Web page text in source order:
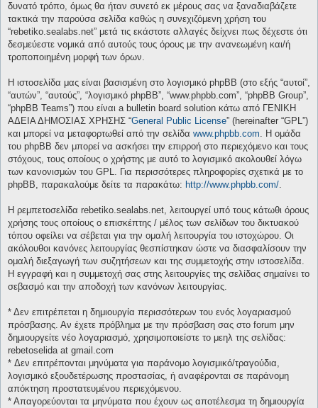
δυνατό τρόπο, όμως θα ήταν συνετό εκ μέρους σας να ξαναδιαβάζετε
τακτικά την παρούσα σελίδα καθώς η συνεχιζόμενη χρήση του
“rebetiko.sealabs.net” μετά τις εκάστοτε αλλαγές δείχνει πως δέχεστε ότι
δεσμεύεστε νομικά από αυτούς τους όρους με την ανανεωμένη και/ή
τροποποιημένη μορφή των όρων.
Η ιστοσελίδα μας είναι βασισμένη στο λογισμικό phpBB (στο εξής “αυτοί”,
“αυτών”, “αυτούς”, “λογισμικό phpBB”, “www.phpbb.com”, “phpBB Group”,
“phpBB Teams”) που είναι a bulletin board solution κάτω από ΓΕΝΙΚΗ
ΑΔΕΙΑ ΔΗΜΟΣΙΑΣ ΧΡΗΣΗΣ “General Public License” (hereinafter “GPL”)
και μπορεί να μεταφορτωθεί από την σελίδα www.phpbb.com. Η ομάδα
του phpBB δεν μπορεί να ασκήσει την επιρροή στο περιεχόμενο και τους
στόχους, τους οποίους ο χρήστης με αυτό το λογισμικό ακολουθεί λόγω
των κανονισμών του GPL. Για περισσότερες πληροφορίες σχετικά με το
phpBB, παρακαλούμε δείτε τα παρακάτω: http://www.phpbb.com/.
Η ρεμπετοσελίδα rebetiko.sealabs.net, λειτουργεί υπό τους κάτωθι όρους
χρήσης τους οποίους ο επισκέπτης / μέλος των σελίδων του δικτυακού
τόπου οφείλει να σέβεται για την ομαλή λειτουργία του ιστοχώρου. Οι
ακόλουθοι κανόνες λειτουργίας θεσπίστηκαν ώστε να διασφαλίσουν την
ομαλή διεξαγωγή των συζητήσεων και της συμμετοχής στην ιστοσελίδα.
Η εγγραφή και η συμμετοχή σας στης λειτουργίες της σελίδας σημαίνει το
σεβασμό και την αποδοχή των κανόνων λειτουργίας.
* Δεν επιτρέπεται η δημιουργία περισσότερων του ενός λογαριασμού
πρόσβασης. Αν έχετε πρόβλημα με την πρόσβαση σας στο forum μην
δημιουργείτε νέο λογαριασμό, χρησιμοποιείστε το μεηλ της σελίδας:
rebetoselida at gmail.com
* Δεν επιτρέπονται μηνύματα για παράνομο λογισμικό/τραγούδια,
λογισμικό εξουδετέρωσης προστασίας, ή αναφέρονται σε παράνομη
απόκτηση προστατευμένου περιεχόμενου.
* Απαγορεύονται τα μηνύματα που έχουν ως αποτέλεσμα τη δημιουργία